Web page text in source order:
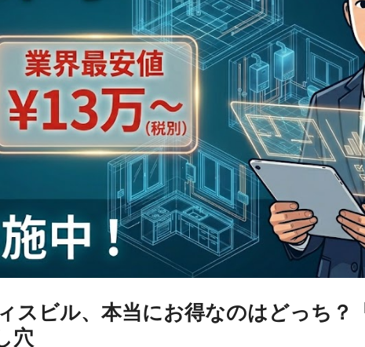
スビル、本当にお得なのはどっち？
穴